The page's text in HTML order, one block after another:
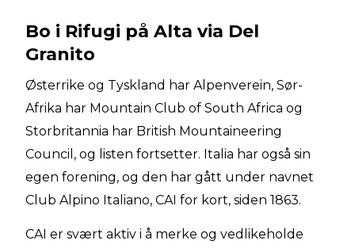
Bo i Rifugi på Alta via Del
Granito
Østerrike og Tyskland har Alpenverein, Sør-
Afrika har Mountain Club of South Africa og
Storbritannia har British Mountaineering
Council, og listen fortsetter. Italia har også sin
egen forening, og den har gått under navnet
Club Alpino Italiano, CAI for kort, siden 1863.
CAI er svært aktiv i å merke og vedlikeholde